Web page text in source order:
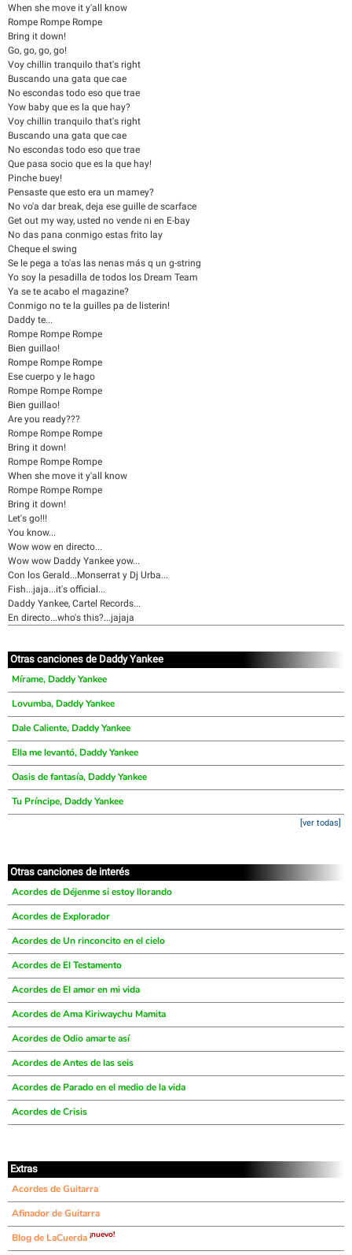
When she move it y'all know
Rompe Rompe Rompe
Bring it down!
Go, go, go, go!
Voy chillin tranquilo that's right
Buscando una gata que cae
No escondas todo eso que trae
Yow baby que es la que hay?
Voy chillin tranquilo that's right
Buscando una gata que cae
No escondas todo eso que trae
Que pasa socio que es la que hay!
Pinche buey!
Pensaste que esto era un mamey?
No vo'a dar break, deja ese guille de scarface
Get out my way, usted no vende ni en E-bay
No das pana conmigo estas frito lay
Cheque el swing
Se le pega a to'as las nenas más q un g-string
Yo soy la pesadilla de todos los Dream Team
Ya se te acabo el magazine?
Conmigo no te la guilles pa de listerin!
Daddy te...
Rompe Rompe Rompe
Bien guillao!
Rompe Rompe Rompe
Ese cuerpo y le hago
Rompe Rompe Rompe
Bien guillao!
Are you ready???
Rompe Rompe Rompe
Bring it down!
Rompe Rompe Rompe
When she move it y'all know
Rompe Rompe Rompe
Bring it down!
Let's go!!!
You know...
Wow wow en directo...
Wow wow Daddy Yankee yow...
Con los Gerald...Monserrat y Dj Urba...
Fish...jaja...it's official...
Daddy Yankee, Cartel Records...
En directo...who's this?...jajaja
Otras canciones de Daddy Yankee
Mírame, Daddy Yankee
Lovumba, Daddy Yankee
Dale Caliente, Daddy Yankee
Ella me levantó, Daddy Yankee
Oasis de fantasía, Daddy Yankee
Tu Príncipe, Daddy Yankee
[ver todas]
Otras canciones de interés
Acordes de Déjenme si estoy llorando
Acordes de Explorador
Acordes de Un rinconcito en el cielo
Acordes de El Testamento
Acordes de El amor en mi vida
Acordes de Ama Kiriwaychu Mamita
Acordes de Odio amarte así
Acordes de Antes de las seis
Acordes de Parado en el medio de la vida
Acordes de Crisis
Extras
Acordes de Guitarra
Afinador de Guitarra
Blog de LaCuerda ¡nuevo!